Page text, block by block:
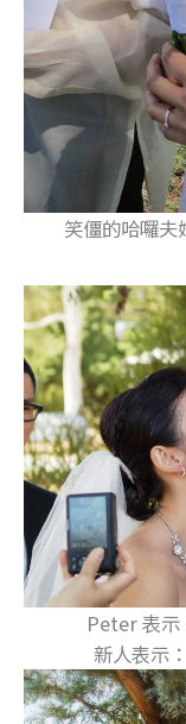
笑僵的哈囉夫
Peter 表示
新人表示